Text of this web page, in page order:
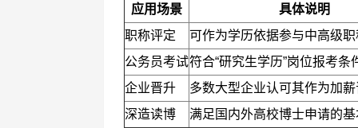
应用场景
具体说明
职称评定
可作为学历依据参与中高级
公务员考试符合“研究生学历”岗位报考条
企业晋升
多数大型企业认可其作为加
深造读博
满足国内外高校博士申请的